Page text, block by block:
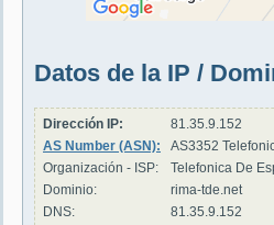
Datos de la IP /
Dirección IP:
81.35.9.152
AS Number (ASN):
AS3352
Organización - ISP:
Telefonica De
Dominio:
rima-tde.net
DNS:
81.35.9.152